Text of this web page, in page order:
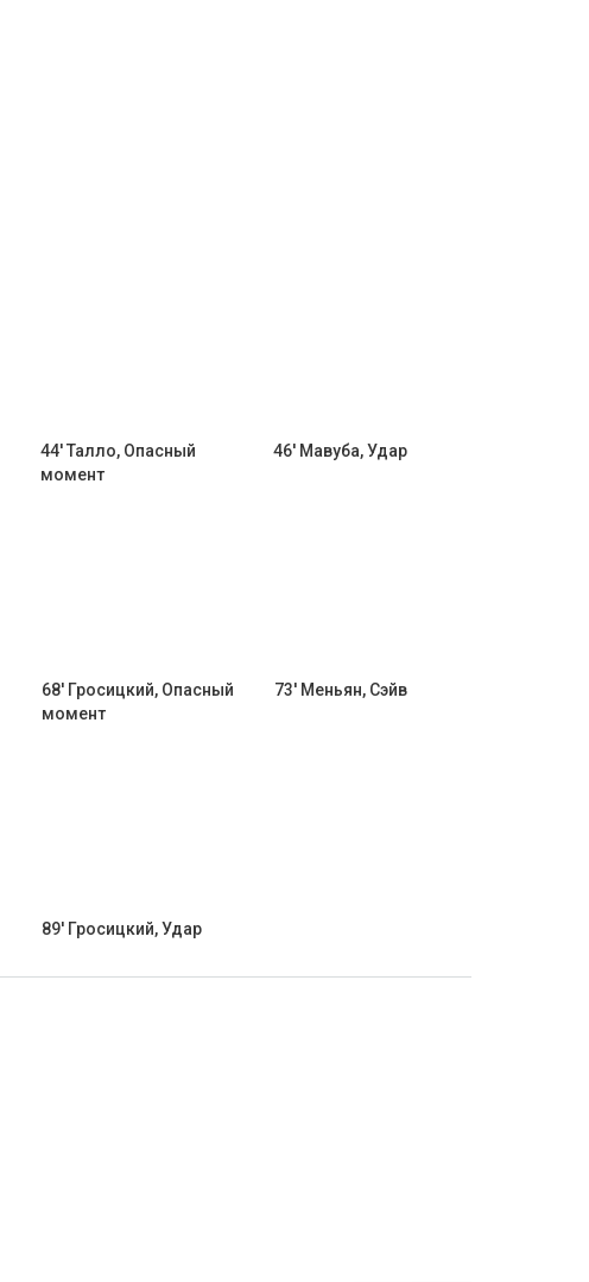
44' Талло, Опасный
момент
46' Мавуба, Удар
68' Гросицкий, Опасный
момент
73' Меньян, Сэйв
89' Гросицкий, Удар